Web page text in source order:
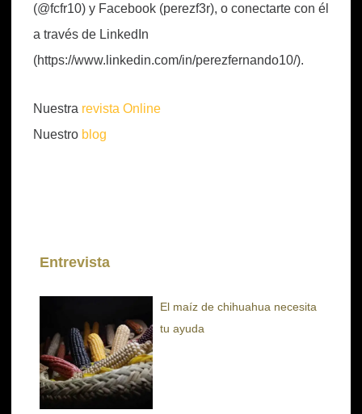
(@fcfr10) y Facebook (perezf3r), o conectarte con él
a través de LinkedIn
(https://www.linkedin.com/in/perezfernando10/).
Nuestra revista Online
Nuestro blog
Entrevista
El maíz de chihuahua necesita
tu ayuda